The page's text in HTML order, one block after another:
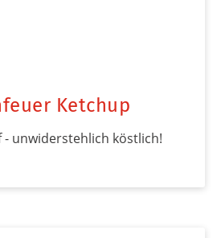
Ketchup
- unwiderstehlich köstlich!